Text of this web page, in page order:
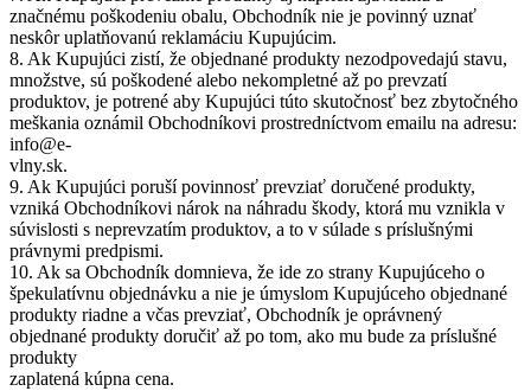
značnému poškodeniu obalu, Obchodník nie je povinný uznať
neskôr uplatňovanú reklamáciu Kupujúcim.
8. Ak Kupujúci zistí, že objednané produkty nezodpovedajú stavu,
množstve, sú poškodené alebo nekompletné až po prevzatí
produktov, je potrené aby Kupujúci túto skutočnosť bez zbytočného
meškania oznámil Obchodníkovi prostredníctvom emailu na adresu:
info@e-
vlny.sk.
9. Ak Kupujúci poruší povinnosť prevziať doručené produkty,
vzniká Obchodníkovi nárok na náhradu škody, ktorá mu vznikla v
súvislosti s neprevzatím produktov, a to v súlade s príslušnými
právnymi predpismi.
10. Ak sa Obchodník domnieva, že ide zo strany Kupujúceho o
špekulatívnu objednávku a nie je úmyslom Kupujúceho objednané
produkty riadne a včas prevziať, Obchodník je oprávnený
objednané produkty doručiť až po tom, ako mu bude za príslušné
produkty
zaplatená kúpna cena.